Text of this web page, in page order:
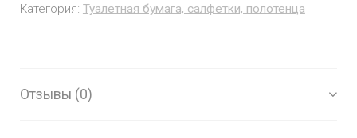
Категория: Туалетная бумага, салфетки, полотенца
Отзывы (0)